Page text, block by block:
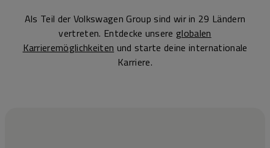
Als Teil der Volkswagen Group sind wir in 29 Ländern
vertreten. Entdecke unsere globalen
Karrieremöglichkeiten und starte deine internationale
Karriere.